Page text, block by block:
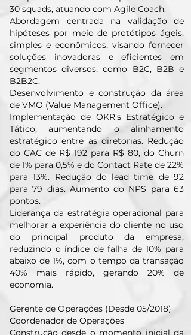
30 squads, atuando com Agile Coach.
Abordagem centrada na validação de
hipóteses por meio de protótipos ágeis,
simples e econômicos, visando fornecer
soluções inovadoras e eficientes em
segmentos diversos, como B2C, B2B e
B2B2C.
Desenvolvimento e construção da área
de VMO (Value Management Office).
Implementação de OKR's Estratégico e
Tático, aumentando o alinhamento
estratégico entre as diretorias. Redução
do CAC de R$ 192 para R$ 80, do Churn
de 1% para 0,5% e do Contact Rate de 22%
para 13%. Redução do lead time de 92
para 79 dias. Aumento do NPS para 63
pontos.
Liderança da estratégia operacional para
melhorar a experiência do cliente no uso
do principal produto da empresa,
reduzindo o índice de falha de 10% para
abaixo de 1%, com o tempo da transação
40% mais rápido, gerando 20% de
economia.
Gerente de Operações (Desde 05/2018)
Coordenador de Operações
Construção desde o momento inicial da